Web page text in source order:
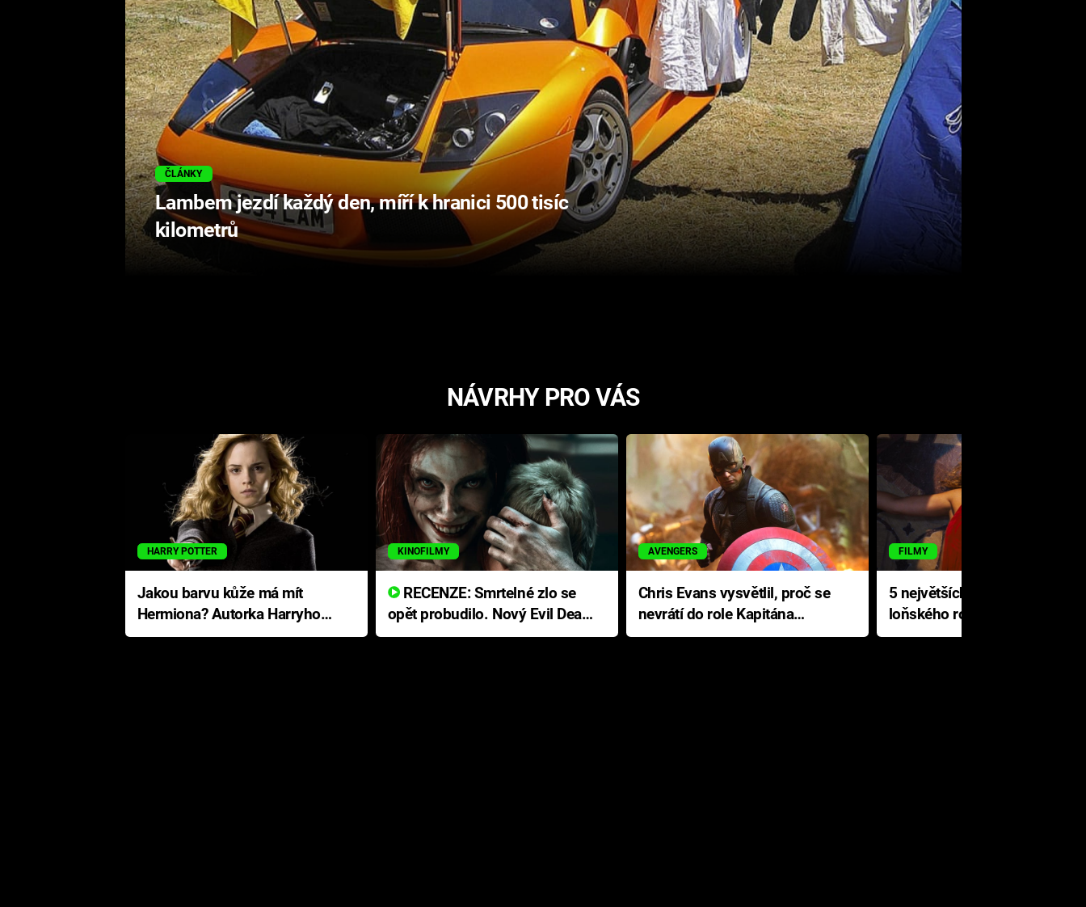
ČLÁNKY
Lambem jezdí každý den, míří k hranici 500 tisíc
kilometrů
NÁVRHY PRO VÁS
HARRY POTTER
Jakou barvu kůže má mít
Hermiona? Autorka Harryho
Pottera přišla s ráznou
KINOFILMY
RECENZE: Smrtelné zlo se
opět probudilo. Nový Evil Dead
přichází s neodolatelnou
AVENGERS
Chris Evans vysvětlil, proč se
nevrátí do role Kapitána
Ameriky
FILMY
5 největších propadáků
loňského roku: Disney na
jediné katastrofě prodělal 200